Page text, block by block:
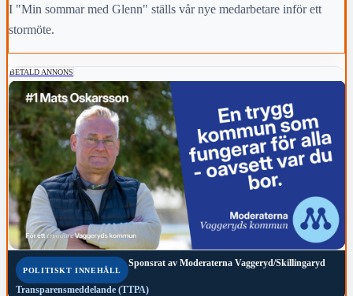
I "Min sommar med Glenn" ställs vår nye medarbetare inför ett
stormöte.
BETALD ANNONS
POLITISKT INNEHÅLL
Sponsrat av Moderaterna Vaggeryd/Skillingaryd
Transparensmeddelande (TTPA)